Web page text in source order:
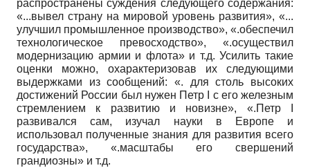
распространены суждения следующего содержания:
«...вывел страну на мировой уровень развития», «...
улучшил промышленное производство», «.обеспечил
технологическое превосходство», «.осуществил
модернизацию армии и флота» и т.д. Усилить такие
оценки можно, охарактеризовав их следующими
выдержками из сообщений: «. для столь высоких
достижений России был нужен Петр
с его железным
стремлением к развитию и новизне», «.Петр
развивался сам, изучал науки в Европе и
использовал полученные знания для развития всего
государства», «.масштабы его свершений
грандиозны» и т.д.